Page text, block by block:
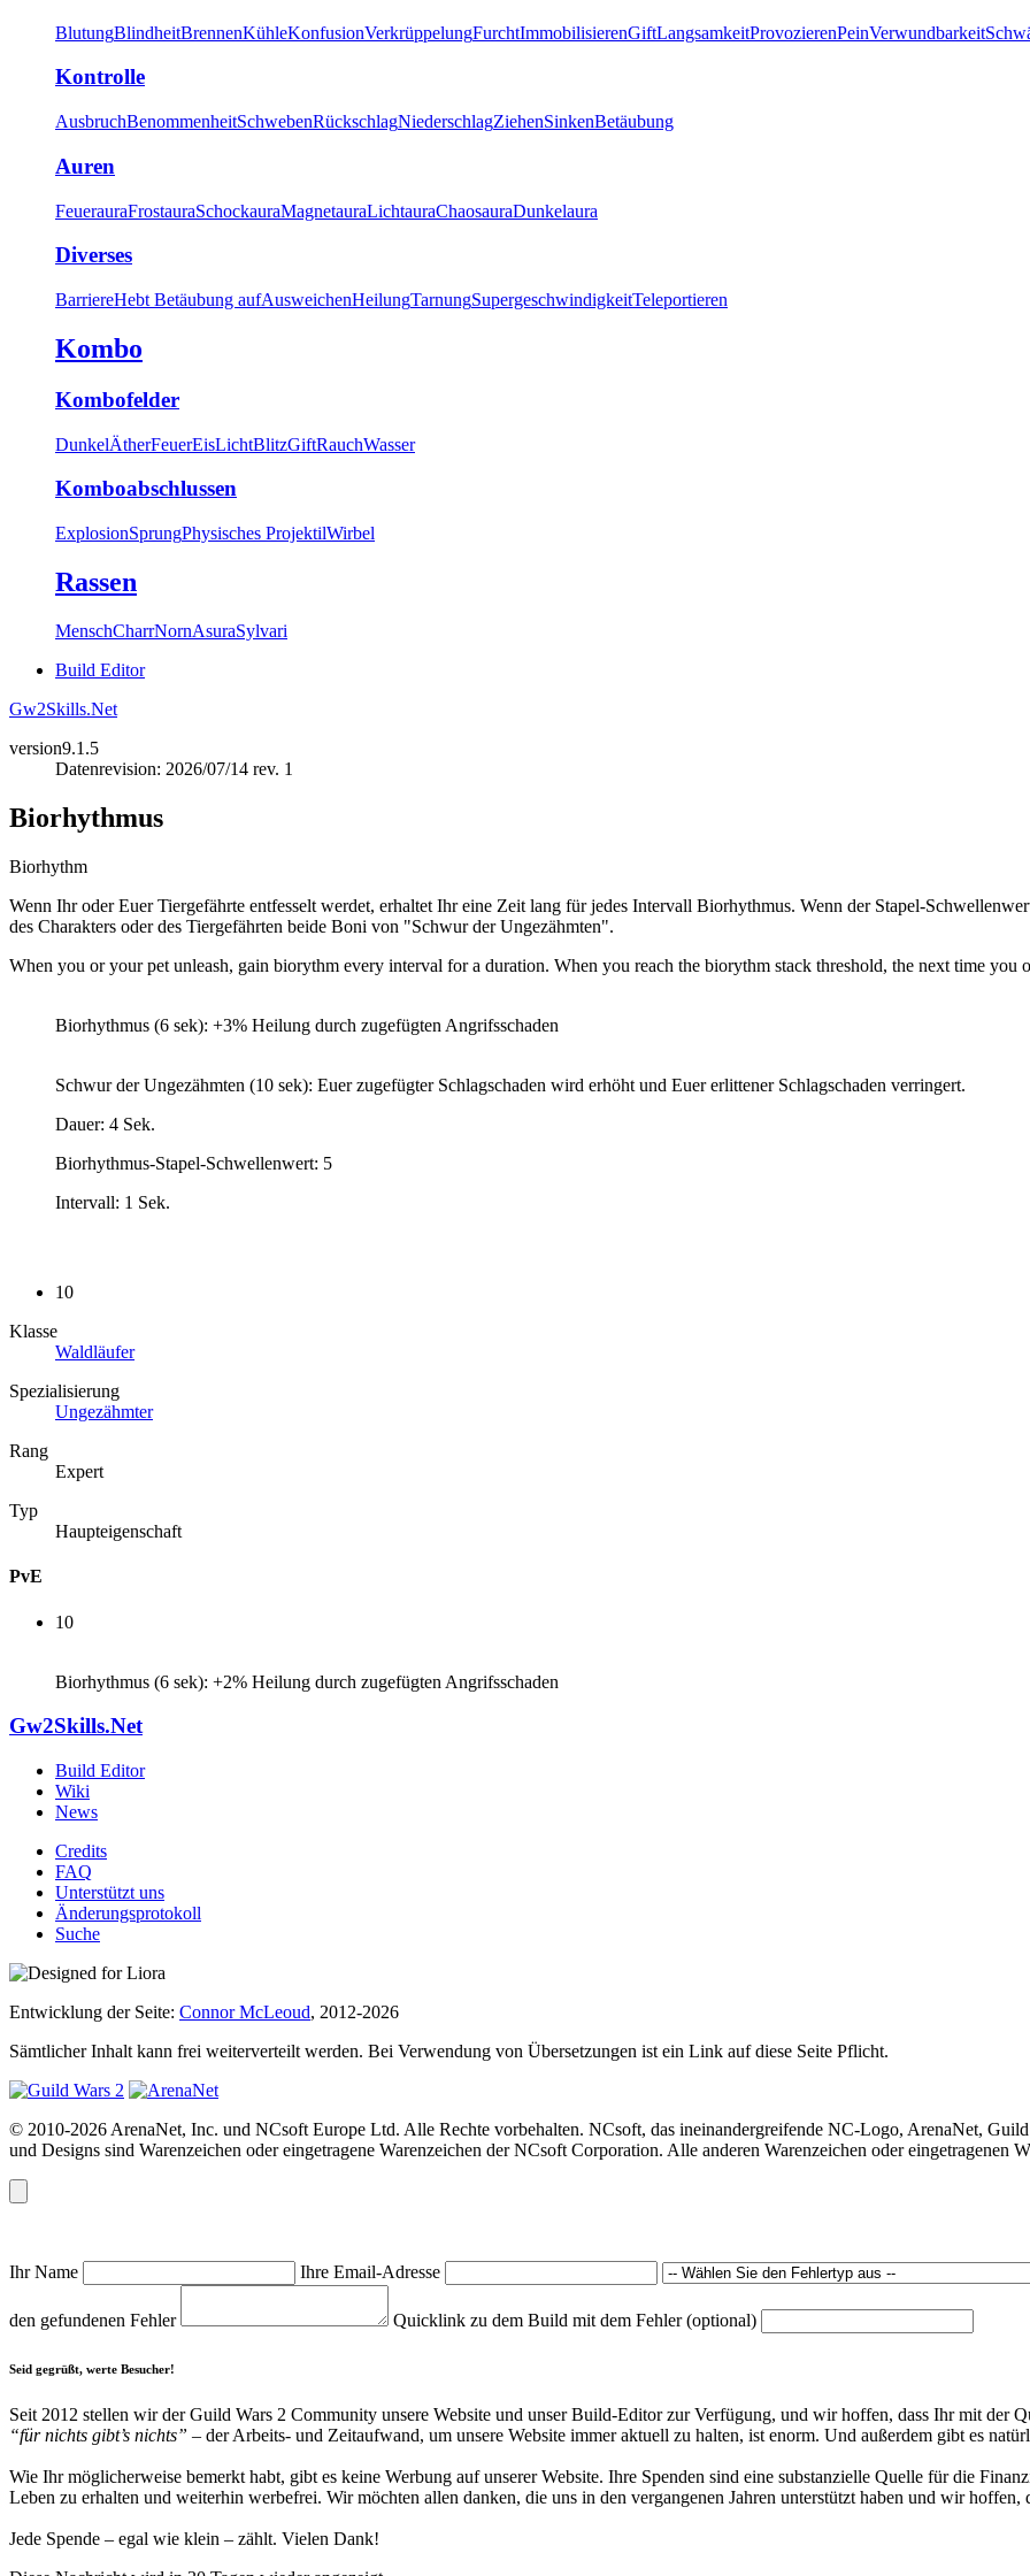
BlutungBlindheitBrennenKühleKonfusionVerkrüppelungFurchtImmobilisierenGiftLangsamkeitProvozierenPeinVerwundbarkeit
Kontrolle
AusbruchBenommenheitSchwebenRückschlagNiederschlagZiehenSinkenBetäubung
Auren
FeuerauraFrostauraSchockauraMagnetauraLichtauraChaosauraDunkelaura
Diverses
BarriereHebt Betäubung aufAusweichenHeilungTarnungSupergeschwindigkeitTeleportieren
Kombo
Kombofelder
DunkelÄtherFeuerEisLichtBlitzGiftRauchWasser
Komboabschlussen
ExplosionSprungPhysisches ProjektilWirbel
Rassen
MenschCharrNornAsuraSylvari
Build Editor
Gw2Skills.Net
version9.1.5
Datenrevision: 2026/07/14 rev. 1
Biorhythmus
Biorhythm
Wenn Ihr oder Euer Tiergefährte entfesselt werdet, erhaltet Ihr eine Zeit lang für jedes Intervall Biorhythmus. Wenn der Stapel-
des Charakters oder des Tiergefährten beide Boni von "Schwur der Ungezähmten".
When you or your pet unleash, gain biorythm every interval for a duration. When you reach the biorythm stack threshold, the next time
Biorhythmus (6 sek): +3% Heilung durch zugefügten Angrifsschaden
Schwur der Ungezähmten (10 sek): Euer zugefügter Schlagschaden wird erhöht und Euer erlittener Schlagschaden verringert.
Dauer: 4 Sek.
Biorhythmus-Stapel-Schwellenwert: 5
Intervall: 1 Sek.
10
Klasse
Waldläufer
Spezialisierung
Ungezähmter
Rang
Expert
Typ
Haupteigenschaft
PvE
10
Biorhythmus (6 sek): +2% Heilung durch zugefügten Angrifsschaden
Gw2Skills.Net
Build Editor
Wiki
News
Credits
FAQ
Unterstützt uns
Änderungsprotokoll
Suche
Entwicklung der Seite: Connor McLeoud, 2012-2026
Sämtlicher Inhalt kann frei weiterverteilt werden. Bei Verwendung von Übersetzungen ist ein Link auf diese Seite Pflicht.
© 2010-2026 ArenaNet, Inc. und NCsoft Europe Ltd. Alle Rechte vorbehalten. NCsoft, das ineinandergreifende NC-Logo, ArenaNet,
und Designs sind Warenzeichen oder eingetragene Warenzeichen der NCsoft Corporation. Alle anderen Warenzeichen oder eingetragenen
Ihr Name Ihre Email-Adresse
den gefundenen Fehler Quicklink zu dem Build mit dem Fehler (optional)
Seid gegrüßt, werte Besucher!
Seit 2012 stellen wir der Guild Wars 2 Community unsere Website und unser Build-Editor zur Verfügung, und wir hoffen, dass Ihr mit der
“für nichts gibt’s nichts” – der Arbeits- und Zeitaufwand, um unsere Website immer aktuell zu halten, ist enorm. Und außerdem gibt es
Wie Ihr möglicherweise bemerkt habt, gibt es keine Werbung auf unserer Website. Ihre Spenden sind eine substanzielle Quelle für die
Leben zu erhalten und weiterhin werbefrei. Wir möchten allen danken, die uns in den vergangenen Jahren unterstützt haben und wir
Jede Spende – egal wie klein – zählt. Vielen Dank!